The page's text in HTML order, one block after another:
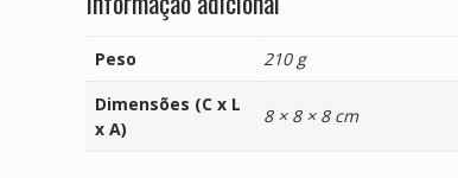
Peso
210 g
Dimensões (C x L
x A)
8 × 8 × 8 cm